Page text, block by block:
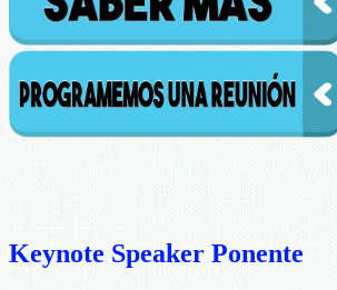
Keynote Speaker Ponente